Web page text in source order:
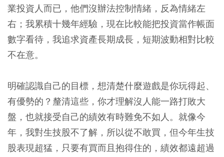
業投資人而已，他們沒辦法控制情緒，反為情緒左
右；我累積十幾年經驗，現在比較能把投資當作帳面
數字看待，我追求資產長期成長，短期波動相對比較
不在意。
明確認識自己的目標，想清楚什麼遊戲是你玩得起、
有優勢的？釐清這些，你才理解沒人能一路打敗大
盤，也就接受自己的績效有時難免不如人。 就像今
年，我對生技股不了解，所以從不敢買，但今年生技
股表現超猛，只要有買而且抱得住的，績效都遠超過